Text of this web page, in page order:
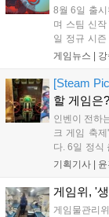
8월 6일 출
며 스팀 신
일 정규 시
기록했습니
'마블 투혼:
리'도 스팀에
게임뉴스 |
[Steam
할 게임은?
인벤이 전하
크 게임 축
다. 6일 정식
세어 코브'가
다. 유비소프
데이트 '라
기획기사 |
게임위, '
게임물관리